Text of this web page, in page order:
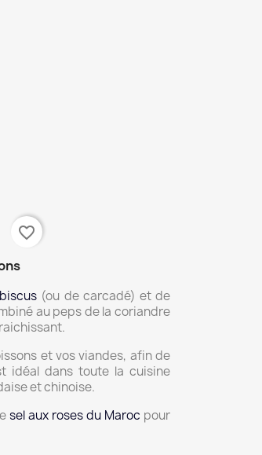
favorite_border
(ou de carcadé) et de
au peps de la coriandre
et vos viandes, afin de
idéal dans toute la cuisine
et chinoise.
sel aux roses du Maroc pour